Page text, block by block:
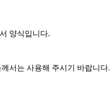
양식입니다.
서는 사용해 주시기 바랍니다.